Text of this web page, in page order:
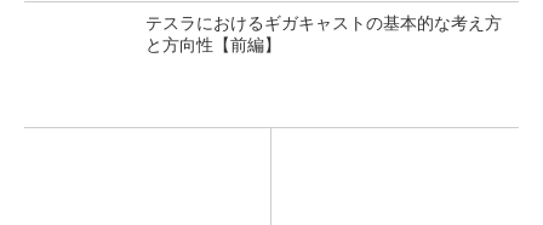
テスラにおけるギガキャストの基本的な考え方
と方向性【前編】